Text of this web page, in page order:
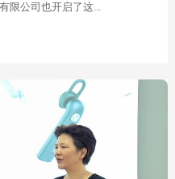
限公司也开启了这...